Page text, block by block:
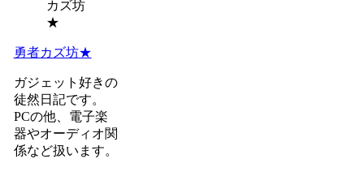
勇者カズ坊★
ガジェット好きの
徒然日記です。
PCの他、電子楽
器やオーディオ関
係など扱います。